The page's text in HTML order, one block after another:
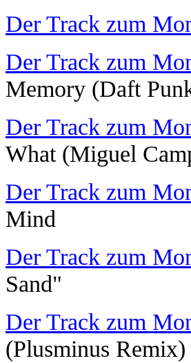
Der Track zum
Der Track zum
Memory (Daft
Der Track zum
What (Miguel
Der Track zum
Mind
Der Track zum
Sand"
Der Track zum
(Plusminus Remix)